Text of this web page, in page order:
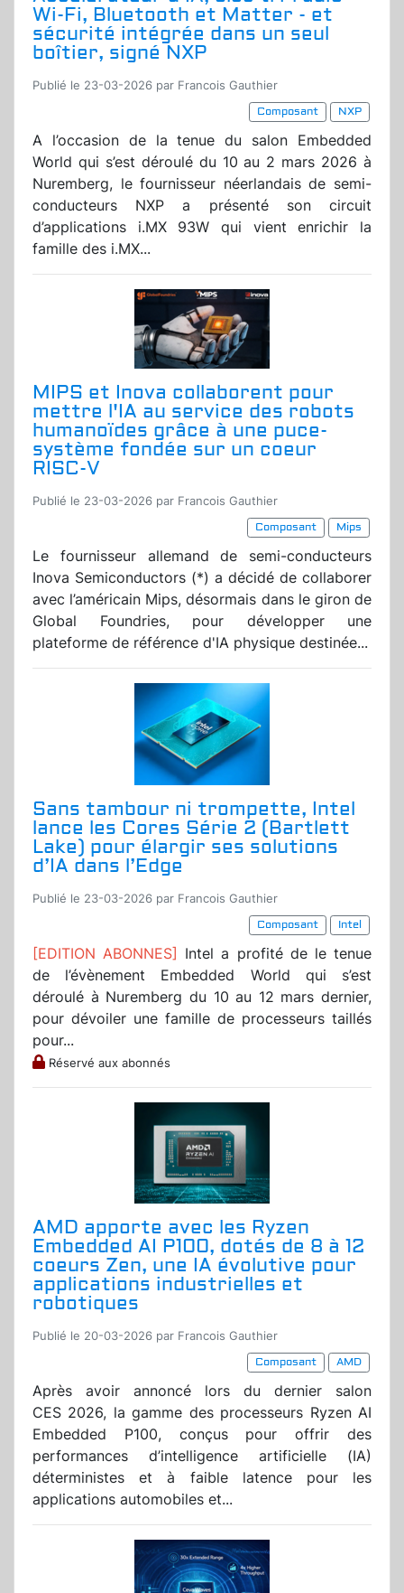
Wi-Fi, Bluetooth et Matter - et
sécurité intégrée dans un seul
boîtier, signé NXP
Publié le 23-03-2026 par Francois Gauthier
Composant
NXP
A l’occasion de la tenue du salon Embedded
World qui s’est déroulé du 10 au 2 mars 2026 à
Nuremberg, le fournisseur néerlandais de semi-
conducteurs NXP a présenté son circuit
d’applications i.MX 93W qui vient enrichir la
famille des i.MX...
MIPS et Inova collaborent pour
mettre l'IA au service des robots
humanoïdes grâce à une puce-
système fondée sur un coeur
RISC-V
Publié le 23-03-2026 par Francois Gauthier
Composant
Mips
Le fournisseur allemand de semi-conducteurs
Inova Semiconductors (*) a décidé de collaborer
avec l’américain Mips, désormais dans le giron de
Global Foundries, pour développer une
plateforme de référence d'IA physique destinée...
Sans tambour ni trompette, Intel
lance les Cores Série 2 (Bartlett
Lake) pour élargir ses solutions
d’IA dans l’Edge
Publié le 23-03-2026 par Francois Gauthier
Composant
Intel
[EDITION ABONNES] Intel a profité de le tenue
de l’évènement Embedded World qui s’est
déroulé à Nuremberg du 10 au 12 mars dernier,
pour dévoiler une famille de processeurs taillés
pour...
Réservé aux abonnés
AMD apporte avec les Ryzen
Embedded AI P100, dotés de 8 à 12
coeurs Zen, une IA évolutive pour
applications industrielles et
robotiques
Publié le 20-03-2026 par Francois Gauthier
Composant
AMD
Après avoir annoncé lors du dernier salon
CES 2026, la gamme des processeurs Ryzen AI
Embedded P100, conçus pour offrir des
performances d’intelligence artificielle (IA)
déterministes et à faible latence pour les
applications automobiles et...